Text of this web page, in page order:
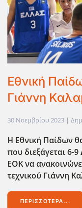
Εθνική
Γιάννη
30 Νοεμβρίου 2023 |
Η Εθνική Παίδων
που διεξάγεται 6-
ΕΟΚ να
τεχνικού Γιάννη
ΠΕΡΙΣΣΌΤΕΡΑ...